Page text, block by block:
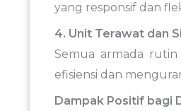
yang responsif dan
4. Unit Terawat dan
Semua armada
efisiensi dan
Dampak Positif bagi